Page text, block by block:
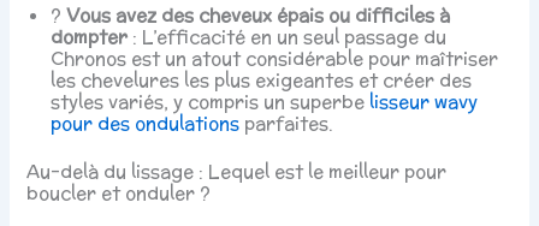
?Vous avez des cheveux épais ou difficiles à
dompter : L’efficacité en un seul passage du
Chronos est un atout considérable pour maîtriser
les chevelures les plus exigeantes et créer des
styles variés, y compris un superbe lisseur wavy
pour des ondulations parfaites.
Au-delà du lissage : Lequel est le meilleur pour
boucler et onduler ?